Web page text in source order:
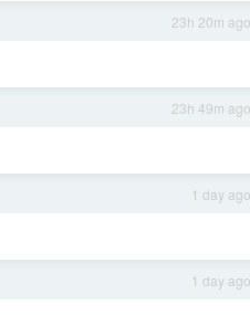
23h 20m ago
23h 49m ago
1 day ago
1 day ago